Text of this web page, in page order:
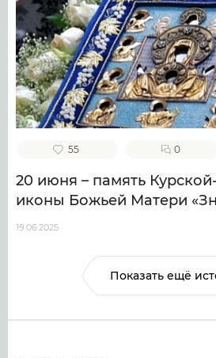
55 0
20 июня – память
иконы Божьей Матери
19.06.2025
Показать ещё